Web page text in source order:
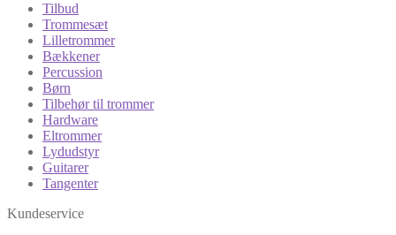
Tilbud
Trommesæt
Lilletrommer
Bækkener
Percussion
Børn
Tilbehør til trommer
Hardware
Eltrommer
Lydudstyr
Guitarer
Tangenter
Kundeservice